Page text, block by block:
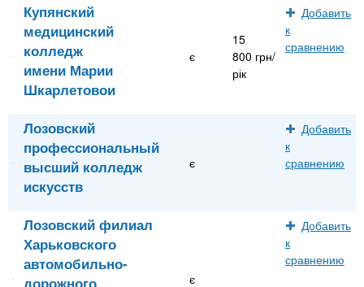
Купянский
медицинский
колледж
имени Марии
Шкарлетовои
є
15
800 грн/
рік
Добавить
к
сравнению
Лозовский
профессиональный
высший колледж
искусств
є
Добавить
к
сравнению
Лозовский филиал
Харьковского
автомобильно-
дорожного
є
Добавить
к
сравнению